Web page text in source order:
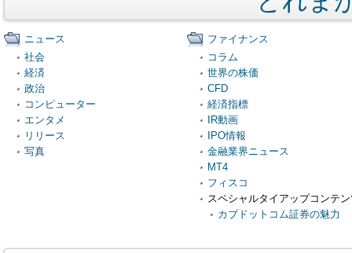
ニュース
社会
経済
政治
コンピューター
エンタメ
リリース
写真
ファイナンス
コラム
世界の株価
CFD
経済指標
IR動画
IPO情報
金融業界ニュース
MT4
フィスコ
スペシャルタイアップコンテ
カブドットコム証券の魅力